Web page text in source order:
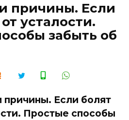
причины. Если
усталости.
забыть об
причины. Если болят
Простые способы